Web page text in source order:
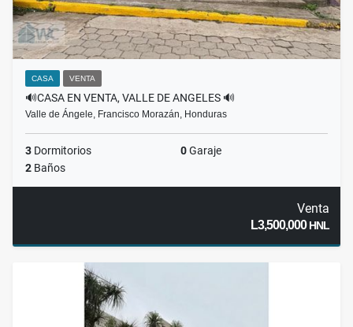
CASA VENTA
🔊CASA EN VENTA, VALLE DE ANGELES 🔊
Valle de Ángele, Francisco Morazán, Honduras
3 Dormitorios 0Garaje
2 Baños
Venta
L3,500,000HNL